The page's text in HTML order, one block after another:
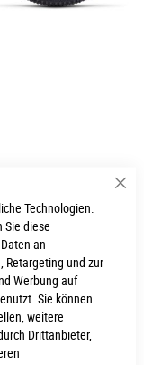
Technologien.
Sie diese
an
Retargeting und zur
Werbung auf
Sie können
weitere
Drittanbieter,
an